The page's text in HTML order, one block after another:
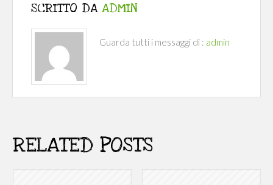
SCRITTO DA ADMIN
Guarda tutti i messaggi di : admin
RELATED POSTS